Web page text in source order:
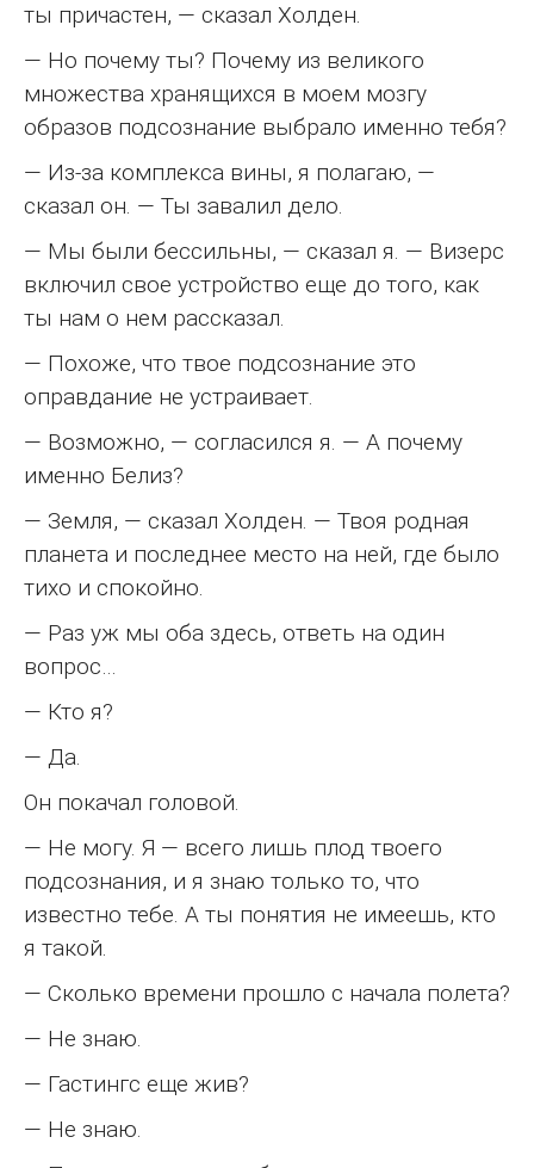
ты причастен, — сказал Холден.
— Но почему ты? Почему из великого
множества хранящихся в моем мозгу
образов подсознание выбрало именно тебя?
— Из-за комплекса вины, я полагаю, —
сказал он. — Ты завалил дело.
— Мы были бессильны, — сказал я. — Визерс
включил свое устройство еще до того, как
ты нам о нем рассказал.
— Похоже, что твое подсознание это
оправдание не устраивает.
— Возможно, — согласился я. — А почему
именно Белиз?
— Земля, — сказал Холден. — Твоя родная
планета и последнее место на ней, где было
тихо и спокойно.
— Раз уж мы оба здесь, ответь на один
вопрос…
— Кто я?
— Да.
Он покачал головой.
— Не могу. Я — всего лишь плод твоего
подсознания, и я знаю только то, что
известно тебе. А ты понятия не имеешь, кто
я такой.
— Сколько времени прошло с начала полета?
— Не знаю.
— Гастингс еще жив?
— Не знаю.